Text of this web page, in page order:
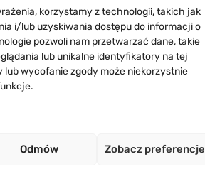
korzystamy z technologii, takich jak
i/lub uzyskiwania dostępu do informacji o
pozwoli nam przetwarzać dane, takie
lub unikalne identyfikatory na tej
lub wycofanie zgody może niekorzystnie
Odmów Zobacz preferencje